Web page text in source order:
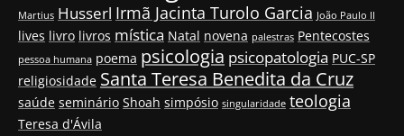
Martius Husserl Irmã Jacinta Turolo Garcia João Paulo II
lives livro livros mística Natal novena palestras Pentecostes
pessoa humana poema psicologia psicopatologia PUC-SP
religiosidade Santa Teresa Benedita da Cruz
saúde seminário Shoah simpósio singularidade teologia
Teresa d'Ávila